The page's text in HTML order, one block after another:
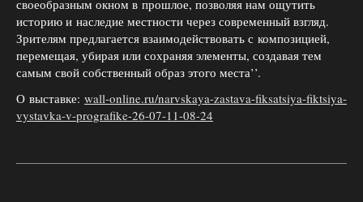
своеобразным окном в прошлое, позволяя нам ощутить
историю и наследие местности через современный взгляд.
Зрителям предлагается взаимодействовать с композицией,
перемещая, убирая или сохраняя элементы, создавая тем
самым свой собственный образ этого места’’.
О выставке: wall-online.ru/narvskaya-zastava-fiksatsiya-fiktsiya-
vystavka-v-prografike-26-07-11-08-24